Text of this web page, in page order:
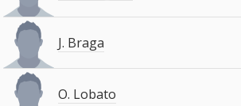
J. Braga
O. Lobato